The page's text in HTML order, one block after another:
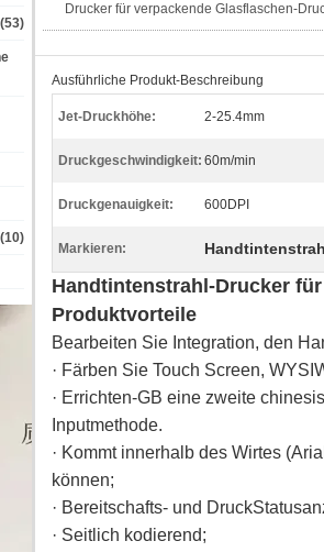
(53)
(10)
Drucker für verpackende Glasflaschen-
Ausführliche Produkt-Beschreibung
Jet-Druckhöhe: 2-25.4mm
Druckgeschwindigkeit: 60m/min
Druckgenauigkeit: 600DPI
Markieren:
Handtintenstrahl-Drucker
Produktvorteile
Bearbeiten Sie Integration, den
· Färben Sie Touch Screen,
· Errichten-GB eine zweite
Inputmethode.
· Kommt innerhalb des Wirtes
können;
· Bereitschafts- und
· Seitlich kodierend;